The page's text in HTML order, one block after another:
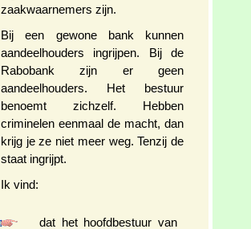
zaakwaarnemers zijn.
Bij een gewone bank kunnen
aandeelhouders ingrijpen. Bij de
Rabobank zijn er geen
aandeelhouders. Het bestuur
benoemt zichzelf. Hebben
criminelen eenmaal de macht, dan
krijg je ze niet meer weg. Tenzij de
staat ingrijpt.
Ik vind:
dat het hoofdbestuur van